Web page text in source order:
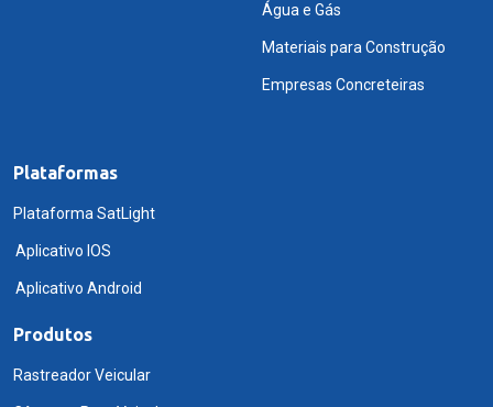
Água e Gás
Materiais para Construção
Empresas Concreteiras
Plataformas
Plataforma SatLight
Aplicativo IOS
Aplicativo Android
Produtos
Rastreador Veicular